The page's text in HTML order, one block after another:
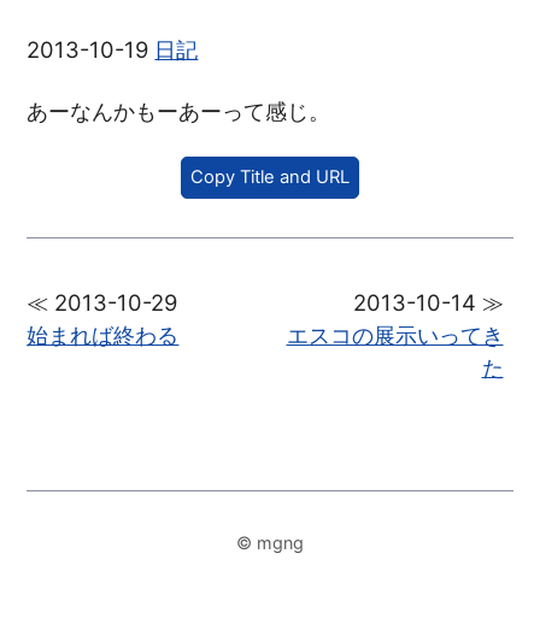
2013-10-19 日記
あーなんかもーあーって感じ。
Copy Title and URL
≪ 2013-10-29
始まれば終わる
2013-10-14 ≫
エスコの展示いってき
た
© mgng